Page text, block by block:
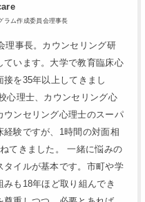
ラム作成委員会理事長
理事長。カウンセリング研
います。大学で教育臨床心
を35年以上してきまし
心理士、カウンセリング心
ンセリング心理士のスーパ
験ですが、1時間の対面相
てきました。 一緒に悩みの
イルが基本です。市町や学
も18年ほど取り組んでき